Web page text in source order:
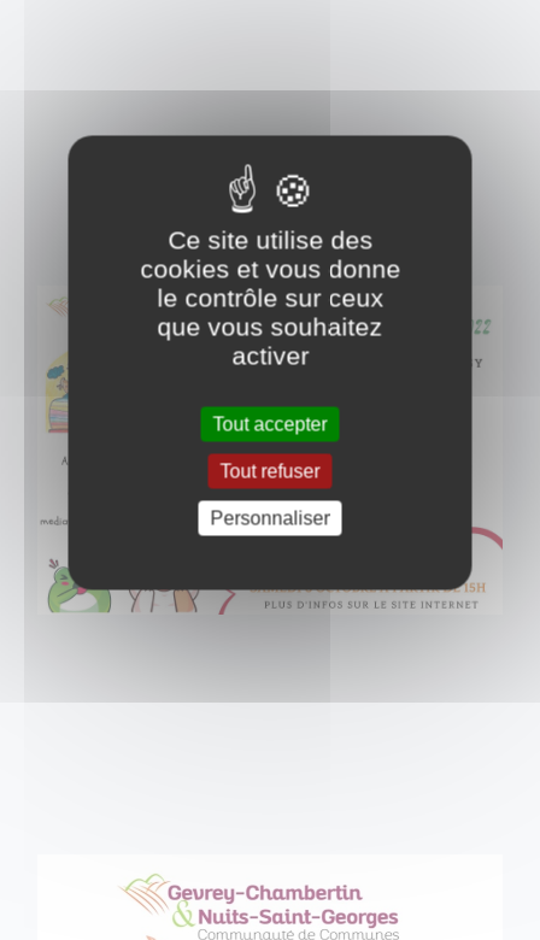
Ce site utilise des
cookies et vous donne
le contrôle sur ceux
que vous souhaitez
activer
Tout accepter
Tout refuser
Personnaliser